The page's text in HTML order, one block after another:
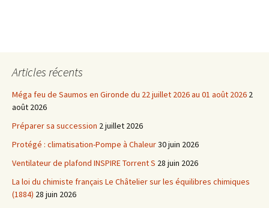
Articles récents
Méga feu de Saumos en Gironde du 22 juillet 2026 au 01 août 2026 2
août 2026
Préparer sa succession 2 juillet 2026
Protégé : climatisation-Pompe à Chaleur30 juin 2026
Ventilateur de plafond INSPIRE Torrent S 28 juin 2026
La loi du chimiste français Le Châtelier sur les équilibres chimiques
(1884) 28 juin 2026